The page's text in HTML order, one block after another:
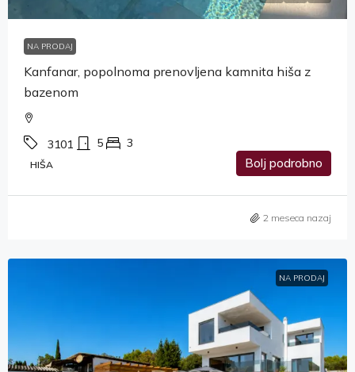
NA PRODAJ
Kanfanar, popolnoma prenovljena kamnita hiša z
bazenom
3101 5 3
HIŠA Bolj podrobno
2 meseca nazaj
NA PRODAJ